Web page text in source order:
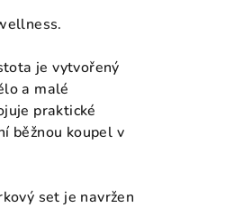
je vytvořený
a malé
praktické
běžnou koupel v
set je navržen